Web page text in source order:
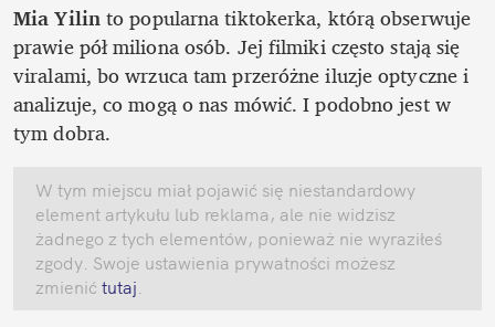
Mia Yilin to popularna tiktokerka, którą obserwuje
prawie pół miliona osób. Jej filmiki często stają się
viralami, bo wrzuca tam przeróżne iluzje optyczne i
analizuje, co mogą o nas mówić. I podobno jest w
tym dobra.
W tym miejscu miał pojawić się niestandardowy
element artykułu lub reklama, ale nie widzisz
żadnego z tych elementów, ponieważ nie wyraziłeś
zgody. Swoje ustawienia prywatności możesz
zmienić tutaj.